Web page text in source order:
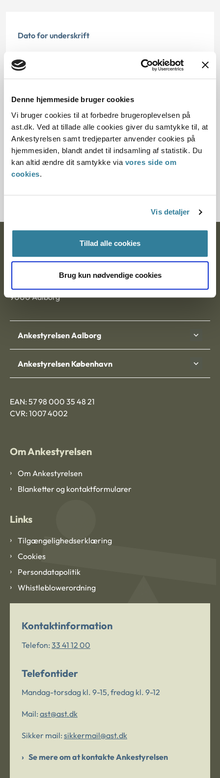
Denne hjemmeside bruger cookies
Vi bruger cookies til at forbedre brugeroplevelsen på
ast.dk. Ved at tillade alle cookies giver du samtykke til, at
Ankestyrelsen samt tredjeparter anvender cookies på
hjemmesiden, blandt andet til indsamling af statistik. Du
kan altid ændre dit samtykke via vores side om
cookies.
Vis detaljer
Tillad alle cookies
Brug kun nødvendige cookies
Dato for underskrift
15.02.1999
Offentliggørelsesdato
12.07.2013
Paragraf
§ 43
Journalnummer
Postadresse:
9000 Aalborg
Ankestyrelsen Aalborg
Ankestyrelsen København
EAN: 57 98 000 35 48 21
CVR: 1007 4002
Om Ankestyrelsen
Om Ankestyrelsen
Blanketter og kontaktformularer
Links
Tilgængelighedserklæring
Cookies
Persondatapolitik
Whistleblowerordning
Kontaktinformation
Telefon: 33 41 12 00
Telefontider
Mandag-torsdag kl. 9-15, fredag kl. 9-12
Mail: ast@ast.dk
Sikker mail: sikkermail@ast.dk
Se mere om at kontakte Ankestyrelsen